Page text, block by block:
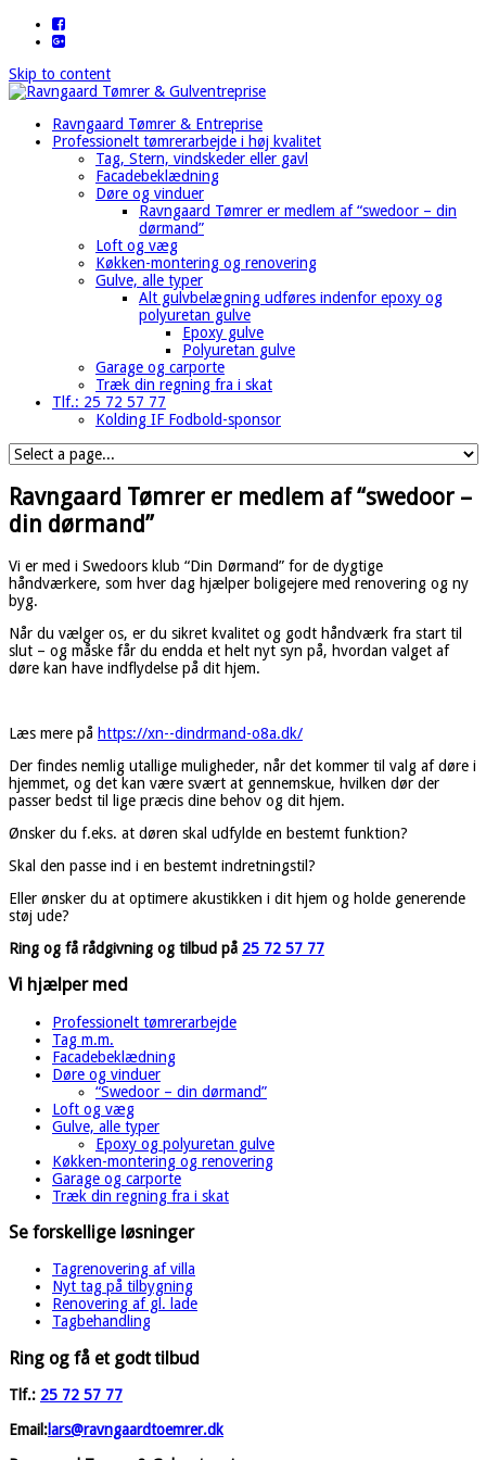
Skip to content
Ravngaard Tømrer & Entreprise
Professionelt tømrerarbejde i høj kvalitet
Tag​, Stern, vindskeder eller gavl
Facadebeklædning
Døre og vinduer​
Ravngaard Tømrer er medlem af “swedoor – din
dørmand”
Loft og væg
Køkken-montering og renovering
Gulve, alle typer
Alt gulvbelægning udføres indenfor epoxy og
polyuretan gulve
Epoxy gulve
Polyuretan gulve
Garage og carporte
Træk din regning fra i skat
Tlf.: 25 72 57 77
Kolding IF Fodbold-sponsor
Ravngaard Tømrer er medlem af “swedoor –
din dørmand”
Vi er med i Swedoors klub “Din Dørmand” for de dygtige
håndværkere, som hver dag hjælper boligejere med renovering og ny
byg.
Når du vælger os, er du sikret kvalitet og godt håndværk fra start til
slut – og måske får du endda et helt nyt syn på, hvordan valget af
døre kan have indflydelse på dit hjem.
Læs mere på https://xn--dindrmand-o8a.dk/
Der findes nemlig utallige muligheder, når det kommer til valg af døre i
hjemmet, og det kan være svært at gennemskue, hvilken dør der
passer bedst til lige præcis dine behov og dit hjem.
Ønsker du f.eks. at døren skal udfylde en bestemt funktion?
Skal den passe ind i en bestemt indretningstil?
Eller ønsker du at optimere akustikken i dit hjem og holde generende
støj ude?
Ring og få rådgivning og tilbud på 25 72 57 77
Vi hjælper med
Professionelt tømrerarbejde
Tag m.m.
Facadebeklædning
Døre og vinduer​
“Swedoor – din dørmand”
Loft og væg
Gulve, alle typer
Epoxy og polyuretan gulve
Køkken-montering og renovering
Garage og carporte
Træk din regning fra i skat
Se forskellige løsninger
Tagrenovering af villa
Nyt tag på tilbygning
Renovering af gl. lade
Tagbehandling
Ring og få et godt tilbud
Tlf.: 25 72 57 77
Email:lars@ravngaardtoemrer.dk